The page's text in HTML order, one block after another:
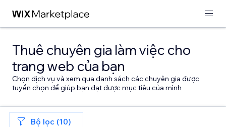
Thuê chuyên gia làm việc cho
trang web của bạn
Chọn dịch vụ và xem qua danh sách các chuyên gia được
tuyển chọn để giúp bạn đạt được mục tiêu của mình
Bộ lọc (10)